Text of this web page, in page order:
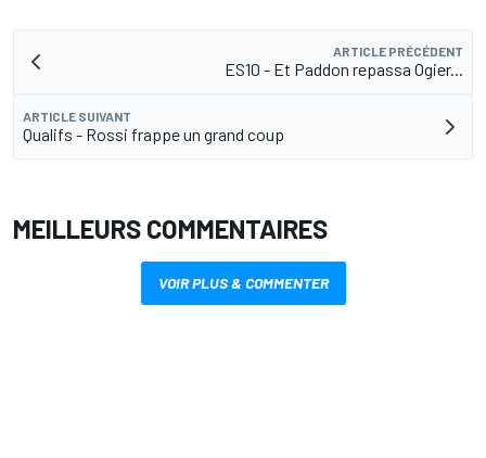
ARTICLE PRÉCÉDENT
ES10 - Et Paddon repassa Ogier...
ARTICLE SUIVANT
Qualifs - Rossi frappe un grand coup
MEILLEURS COMMENTAIRES
VOIR PLUS & COMMENTER